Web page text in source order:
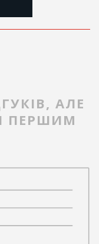
АЛЕ
ПЕРШИМ